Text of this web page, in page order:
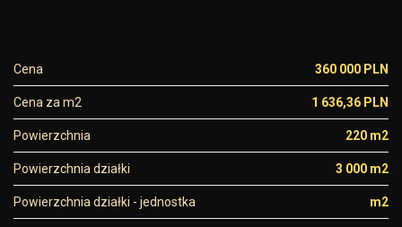
Cena 360 000 PLN
Cena za m2 1 636,36 PLN
Powierzchnia 220 m2
Powierzchnia działki 3 000 m2
Powierzchnia działki - jednostka m2